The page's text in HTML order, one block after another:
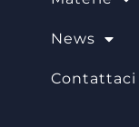
News
Contattaci